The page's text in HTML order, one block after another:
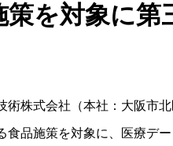
策を対象に第
株式会社（本社：大阪市
食品施策を対象に、医療デ